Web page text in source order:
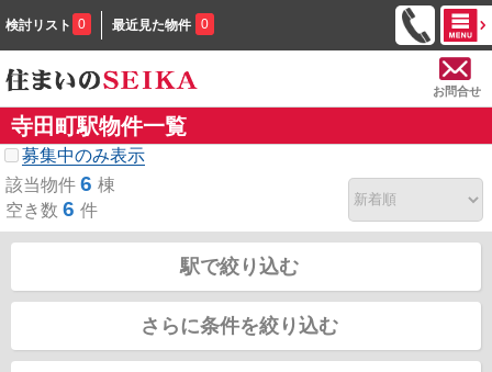
検討リスト 0 最近見た物件 0
お問合せ
寺田町駅物件一覧
募集中のみ表示
該当物件 6 棟
空き数 6 件
駅で絞り込む
さらに条件を絞り込む